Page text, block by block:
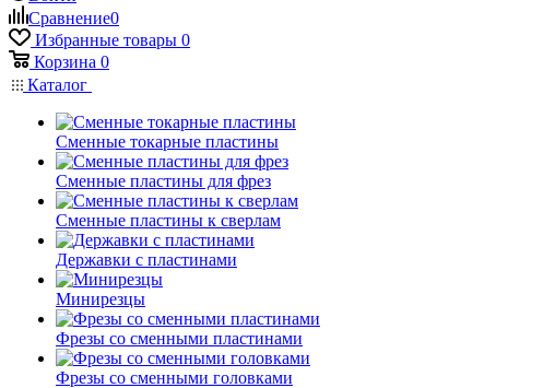
Сравнение0
Избранные товары 0
Корзина 0
Каталог
Сменные токарные пластины
Сменные пластины для фрез
Сменные пластины к сверлам
Державки с пластинами
Минирезцы
Фрезы со сменными пластинами
Фрезы со сменными головками